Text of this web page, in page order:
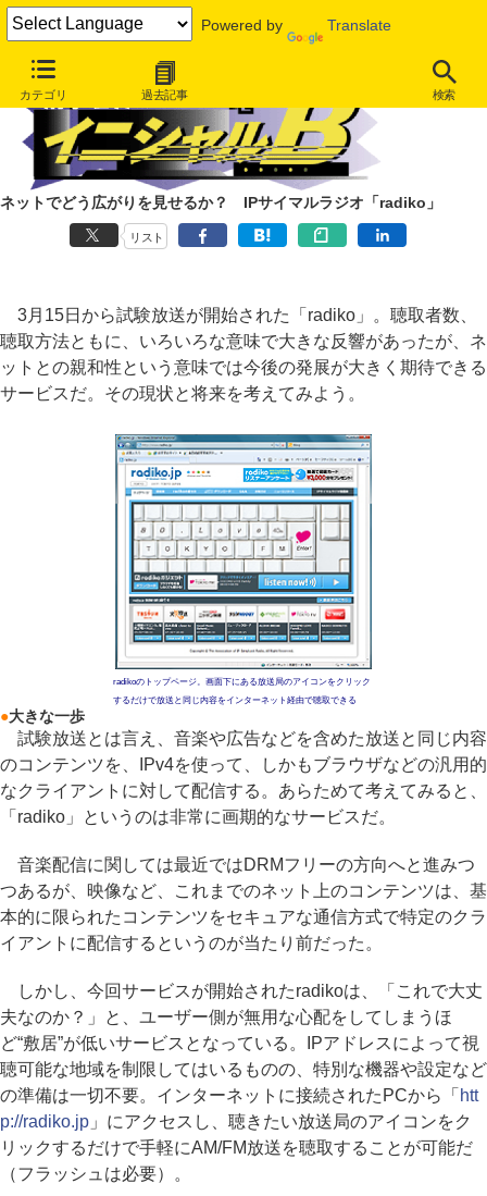
Powered by Translate
カテゴリ 過去記事 検索
ネットでどう広がりを見せるか？ IPサイマルラジオ「radiko」
リスト
3月15日から試験放送が開始された「radiko」。聴取者数、
聴取方法ともに、いろいろな意味で大きな反響があったが、ネ
ットとの親和性という意味では今後の発展が大きく期待できる
サービスだ。その現状と将来を考えてみよう。
radikoのトップページ。画面下にある放送局のアイコンをクリック
するだけで放送と同じ内容をインターネット経由で聴取できる
●大きな一歩
試験放送とは言え、音楽や広告などを含めた放送と同じ内容
のコンテンツを、IPv4を使って、しかもブラウザなどの汎用的
なクライアントに対して配信する。あらためて考えてみると、
「radiko」というのは非常に画期的なサービスだ。
音楽配信に関しては最近ではDRMフリーの方向へと進みつ
つあるが、映像など、これまでのネット上のコンテンツは、基
本的に限られたコンテンツをセキュアな通信方式で特定のクラ
イアントに配信するというのが当たり前だった。
しかし、今回サービスが開始されたradikoは、「これで大丈
夫なのか？」と、ユーザー側が無用な心配をしてしまうほ
ど“敷居”が低いサービスとなっている。IPアドレスによって視
聴可能な地域を制限してはいるものの、特別な機器や設定など
の準備は一切不要。インターネットに接続されたPCから「 htt
p://radiko.jp」にアクセスし、聴きたい放送局のアイコンをク
リックするだけで手軽にAM/FM放送を聴取することが可能だ
（フラッシュは必要）。